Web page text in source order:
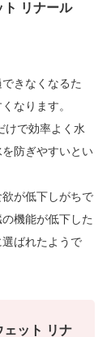
ト リナール
きなくなるた
なります。
けで効率よく水
防ぎやすいとい
が低下しがちで
機能が低下した
ばれたようで
ェット リナ